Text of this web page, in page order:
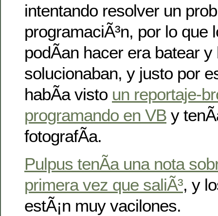
intentando resolver un
programaciÃ³n, por lo que
podÃ­an hacer era batear
solucionaban, y justo por
habÃ­a visto un reportaje-
programando en VB y
fotografÃ­a.
Pulpus tenÃ­a una nota
primera vez que saliÃ³, y
estÃ¡n muy vacilones.